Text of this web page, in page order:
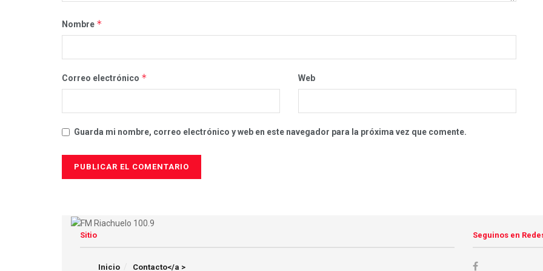
Nombre *
Correo electrónico * Web
Guarda mi nombre, correo electrónico y web en este navegador para la próxima vez que comente.
Sitio
Inicio Contacto</a >
Seguinos en